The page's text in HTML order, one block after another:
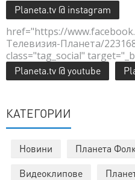
Planeta.tv @ instagram
href="https://
Телевизия-Планета/
class="tag_social"
Planeta.tv @ youtube
КАТЕГОРИИ
Новини Планета
Видеоклипове